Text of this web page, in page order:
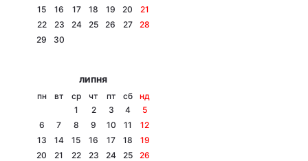
Екологія
Інтерв'ю
Архів
15
16 17 18 19 20
21
22
23 24 25 26 27
28
29
30
липня
пн вт ср чт пт сб
нд
1
2 3 4
5
6
7 8 9 10 11
12
13
14 15 16 17 18
19
20
21 22 23 24 25
26